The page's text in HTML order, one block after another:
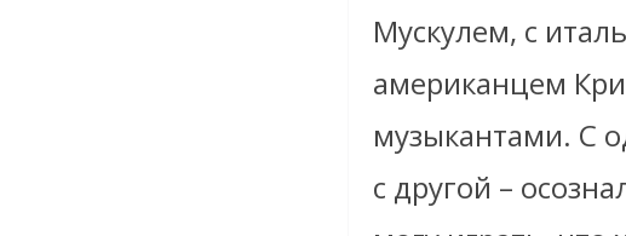
Мускулем, с
американцем
музыкантами. С
с другой –